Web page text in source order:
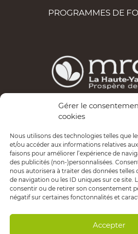
Gérer le
cookies
Nous utilisons des technologies telles que
et/ou accéder aux informations relatives
faisons pour améliorer l’expérience de
des publicités (non-)personnalisées.
nous autorisera à traiter des données
de navigation ou les ID uniques sur ce site.
consentir ou de retirer son consentement
négatif sur certaines fonctonnalités et
Accepter
PROGRAMMES DE
Les services d’Entrepreneuriat
Yamaska.
Politique de
Tous droits